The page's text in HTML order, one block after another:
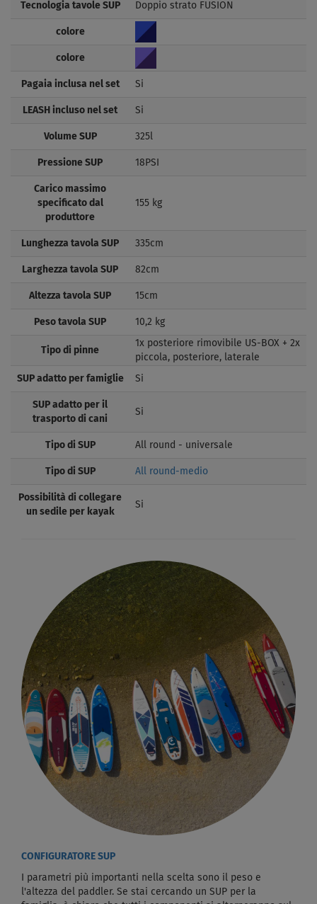
Tecnologia tavole SUP Doppio strato FUSION
colore
colore
Pagaia inclusa nel set Si
LEASH incluso nel set Si
Volume SUP 325l
Pressione SUP 18PSI
Carico massimo
specificato dal
produttore
155 kg
Lunghezza tavola SUP 335cm
Larghezza tavola SUP 82cm
Altezza tavola SUP 15cm
Peso tavola SUP 10,2 kg
Tipo di pinne
1x posteriore rimovibile US-BOX + 2x
piccola, posteriore, laterale
SUP adatto per famiglie Si
SUP adatto per il
trasporto di cani
Si
Tipo di SUP All round - universale
Tipo di SUP All round-medio
Possibilità di collegare
un sedile per kayak
Si
CONFIGURATORE SUP
I parametri più importanti nella scelta sono il peso e
l'altezza del paddler. Se stai cercando un SUP per la